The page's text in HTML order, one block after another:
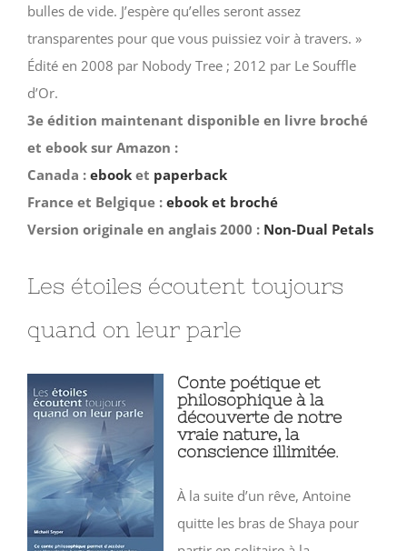
bulles de vide. J’espère qu’elles seront assez
transparentes pour que vous puissiez voir à travers. »
Édité en 2008 par Nobody Tree ; 2012 par Le Souffle
d’Or.
3e édition maintenant disponible en livre broché
et ebook sur Amazon :
Canada : ebooket paperback
France et Belgique : ebook et broché
Version originale en anglais 2000 : Non-Dual Petals
Les étoiles écoutent toujours
quand on leur parle
Conte poétique et
philosophique à la
découverte de notre
vraie nature, la
conscience illimitée.
À la suite d’un rêve, Antoine
quitte les bras de Shaya pour